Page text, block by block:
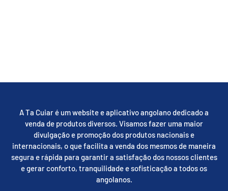
A Ta Cuiar é um website e aplicativo angolano dedicado a
venda de produtos diversos. Visamos fazer uma maior
divulgação e promoção dos produtos nacionais e
internacionais, o que facilita a venda dos mesmos de maneira
segura e rápida para garantir a satisfação dos nossos clientes
e gerar conforto, tranquilidade e sofisticação a todos os
angolanos.